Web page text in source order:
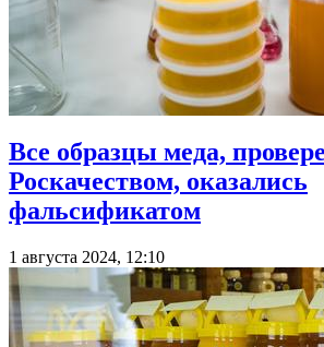
Все образцы меда,
Роскачеством, оказались
фальсификатом
1 августа 2024, 12:10